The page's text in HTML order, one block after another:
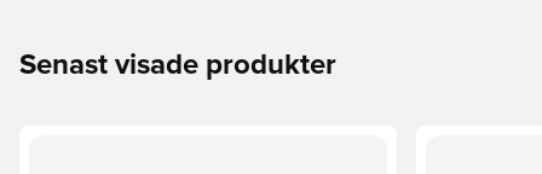
Senast visade produkter